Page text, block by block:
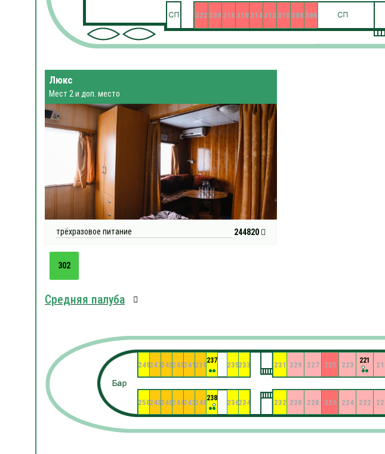
306
308
310
312
314
316
318
320
322
Люкс
Мест 2 и доп. место
трёхразовое питание 244820
302
Средняя палуба
221
222
223
224
225
226
227
228
229
230
231
232
233
234
235
236
237
238
239
240
241
242
243
244
245
246
247
248
249
250